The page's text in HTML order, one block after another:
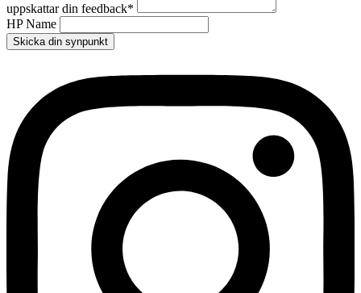
uppskattar din feedback*
HP Name
Skicka din synpunkt